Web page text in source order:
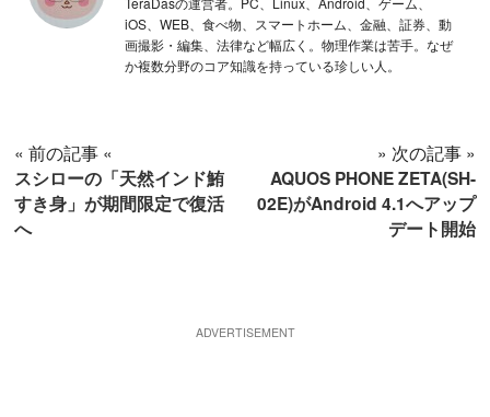
iOS、WEB、食べ物、スマートホーム、金融、証券、動
画撮影・編集、法律など幅広く。物理作業は苦手。なぜ
か複数分野のコア知識を持っている珍しい人。
« 前の記事 «
スシローの「天然インド鮪
すき身」が期間限定で復活
へ
» 次の記事 »
AQUOS PHONE ZETA(SH-
02E)がAndroid 4.1へアップ
デート開始